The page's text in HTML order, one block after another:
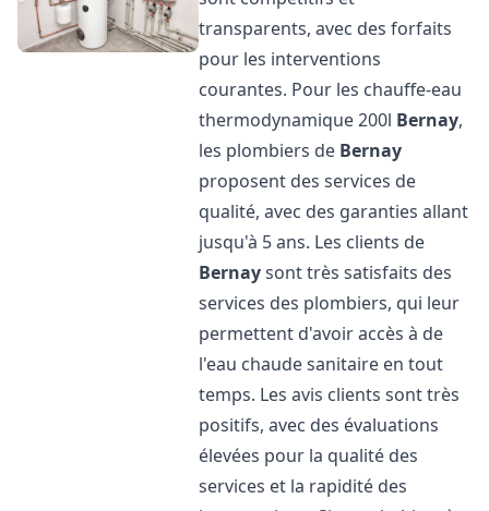
transparents, avec des forfaits
pour les interventions
courantes. Pour les chauffe-eau
thermodynamique 200l Bernay,
les plombiers de Bernay
proposent des services de
qualité, avec des garanties allant
jusqu'à 5 ans. Les clients de
Bernaysont très satisfaits des
services des plombiers, qui leur
permettent d'avoir accès à de
l'eau chaude sanitaire en tout
temps. Les avis clients sont très
positifs, avec des évaluations
élevées pour la qualité des
services et la rapidité des